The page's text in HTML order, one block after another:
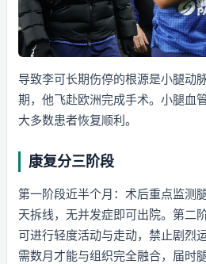
导致李可长期伤停的根源是小腿动
期，他飞赴欧洲完成手术。小腿血
大多数患者恢复顺利。
康复分三阶段
第一阶段近半个月：术后重点监测
天拆线，无并发症即可出院。第二
可进行轻度活动与走动，禁止剧烈
需数月才能与组织完全融合，届时